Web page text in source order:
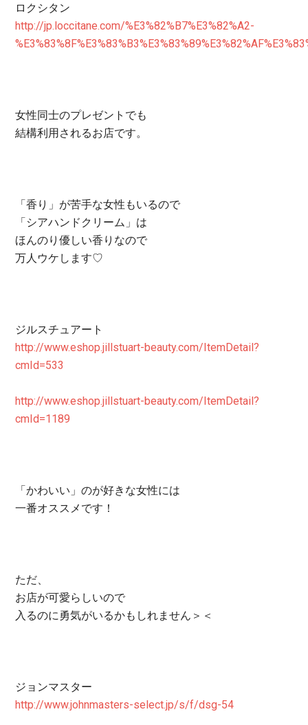
ロクシタン
http://jp.loccitane.com/%E3%82%B7%E3%82%A2-
女性同士のプレゼントでも
結構利用されるお店です。
「香り」が苦手な女性もいるので
「シアハンドクリーム」は
ほんのり優しい香りなので
万人ウケします♡
ジルスチュアート
http://www.eshop.jillstuart-beauty.com/ItemDetail?
cmId=533
http://www.eshop.jillstuart-beauty.com/ItemDetail?
cmId=1189
「かわいい」のが好きな女性には
一番オススメです！
ただ、
お店が可愛らしいので
入るのに勇気がいるかもしれません＞＜
ジョンマスター
http://www.johnmasters-select.jp/s/f/dsg-54